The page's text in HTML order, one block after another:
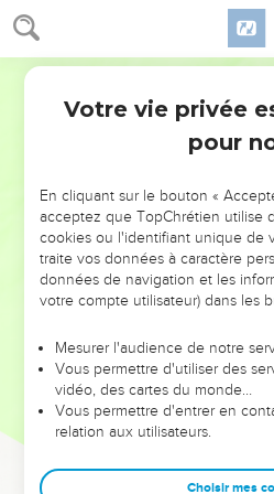
NE MANQUEZ PAS
DE
ET SI LEURS ERREURS
VOTRES
leur foi ou leur vision. Mais on voit
et les saisons difficiles qu'ils ont
sont elles qui les
Dans cette conférence, leaders,
clés pour avancer avec plus de
Votre vie privée
pour
En cliquant sur le bouton «
acceptez que TopChrétien utilise
cookies ou l'identifiant unique de
traite vos données à caractère
données de navigation et les
votre compte utilisateur) dans les
Mesurer l'audience de notre
Vous permettre d'utiliser des
vidéo, des cartes du monde…
Vous permettre d'entrer en
relation aux utilisateurs.
Choisir mes